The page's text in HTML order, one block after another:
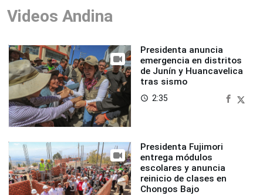
Videos Andina
Presidenta anuncia
emergencia en distritos
de Junín y Huancavelica
tras sismo
access_time 2:35
Presidenta Fujimori
entrega módulos
escolares y anuncia
reinicio de clases en
Chongos Bajo